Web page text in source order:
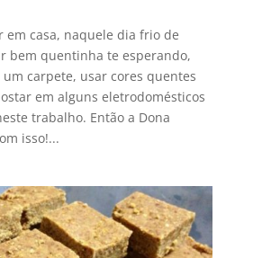
em casa, naquele dia frio de
bem quentinha te esperando,
um carpete, usar cores quentes
em alguns eletrodomésticos
trabalho. Então a Dona
isso!...